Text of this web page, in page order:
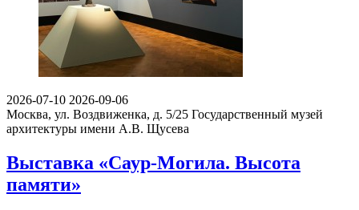
2026-07-10 2026-09-06
Москва, ул. Воздвиженка, д. 5/25 Государственный музей
архитектуры имени А.В. Щусева
Выставка «Саур-Могила. Высота
памяти»